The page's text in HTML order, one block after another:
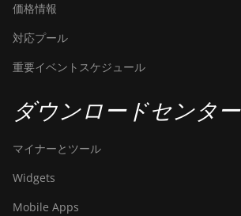
価格情報
対応プール
重要イベントスケジュール
ダウンロードセンター
マイナーとツール
Widgets
Mobile Apps